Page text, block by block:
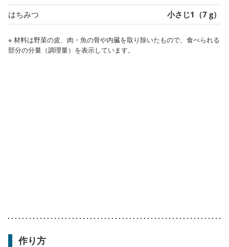
はちみつ 小さじ1（7 g）
※ 材料は野菜の皮、肉・魚の骨や内臓を取り除いたもので、食べられる
部分の分量（調理量）を表示しています。
作り方